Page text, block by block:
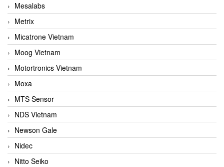
Mesalabs
Metrix
Micatrone Vietnam
Moog Vietnam
Motortronics Vietnam
Moxa
MTS Sensor
NDS Vietnam
Newson Gale
Nidec
Nitto Seiko